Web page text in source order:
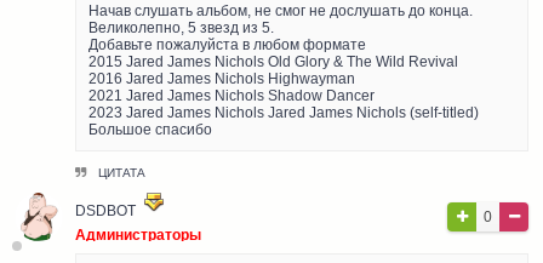
Начав слушать альбом, не смог не дослушать до конца.
Великолепно, 5 звезд из 5.
Добавьте пожалуйста в любом формате
2015 Jared James Nichols Old Glory & The Wild Revival
2016 Jared James Nichols Highwayman
2021 Jared James Nichols Shadow Dancer
2023 Jared James Nichols Jared James Nichols (self-titled)
Большое спасибо
ЦИТАТА
DSDBOT
Администраторы
0